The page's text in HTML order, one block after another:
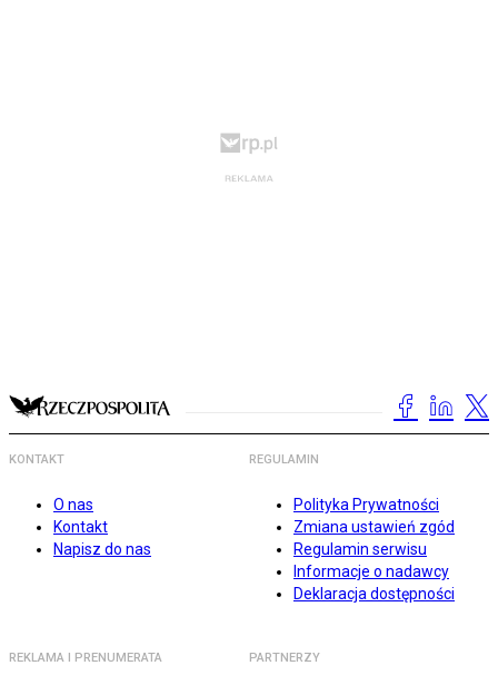
KONTAKT
O nas
Kontakt
Napisz do nas
REGULAMIN
Polityka Prywatności
Zmiana ustawień zgód
Regulamin serwisu
Informacje o nadawcy
Deklaracja dostępności
REKLAMA I PRENUMERATA PARTNERZY